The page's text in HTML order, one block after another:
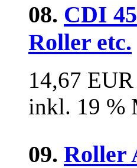
08. CDI
Roller etc.
14,67 EUR
inkl. 19 %
09. Roller